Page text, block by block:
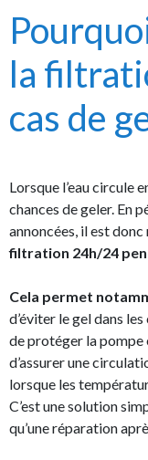
la
cas de
Lorsque l’eau circule
chances de geler. En
annoncées, il est
filtration 24h/24
Cela permet
d’éviter le gel dans
de protéger la
d’assurer une
lorsque les
C’est une solution
qu’une réparation